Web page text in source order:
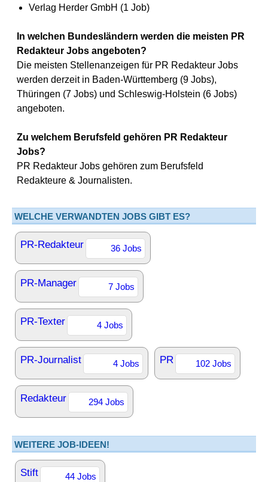
Verlag Herder GmbH (1 Job)
In welchen Bundesländern werden die meisten PR
Redakteur Jobs angeboten?
Die meisten Stellenanzeigen für PR Redakteur Jobs
werden derzeit in Baden-Württemberg (9 Jobs),
Thüringen (7 Jobs) und Schleswig-Holstein (6 Jobs)
angeboten.
Zu welchem Berufsfeld gehören PR Redakteur
Jobs?
PR Redakteur Jobs gehören zum Berufsfeld
Redakteure & Journalisten.
WELCHE VERWANDTEN JOBS GIBT ES?
PR-Redakteur 36 Jobs
PR-Manager 7 Jobs
PR-Texter 4 Jobs
PR-Journalist 4 Jobs PR 102 Jobs
Redakteur 294 Jobs
WEITERE JOB-IDEEN!
Stift 44 Jobs